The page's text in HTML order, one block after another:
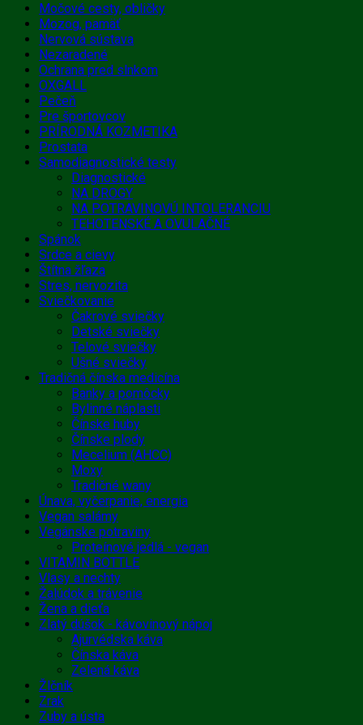
Močové cesty, obličky
Mozog, pamäť
Nervová sústava
Nezaradené
Ochrana pred slnkom
OXGALL
Pečeň
Pre športovcov
PRÍRODNÁ KOZMETIKA
Prostata
Samodiagnostické testy
Diagnostické
NA DROGY
NA POTRAVINOVÚ INTOLERANCIU
TEHOTENSKÉ A OVULAČNÉ
Spánok
Srdce a cievy
Štítna žľaza
Stres, nervozita
Sviečkovanie
Čakrové sviečky
Detské sviečky
Telové sviečky
Ušné sviečky
Tradičná čínska medicína
Banky a pomôcky
Bylinné náplasti
Čínske huby
Čínske plody
Mecelium (AHCC)
Moxy
Tradičné wany
Únava, vyčerpanie, energia
Vegan salámy
Vegánske potraviny
Proteínové jedlá - vegan
VITAMIN BOTTLE
Vlasy a nechty
Žalúdok a trávenie
Žena a dieťa
Zlatý dúšok - kávovinový nápoj
Ajurvédska káva
Čínska káva
Zelená káva
Žlčník
Zrak
Zuby a ústa